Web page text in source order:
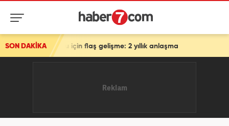
SON DAKİKA
için flaş gelişme: 2 yıllık anlaşma